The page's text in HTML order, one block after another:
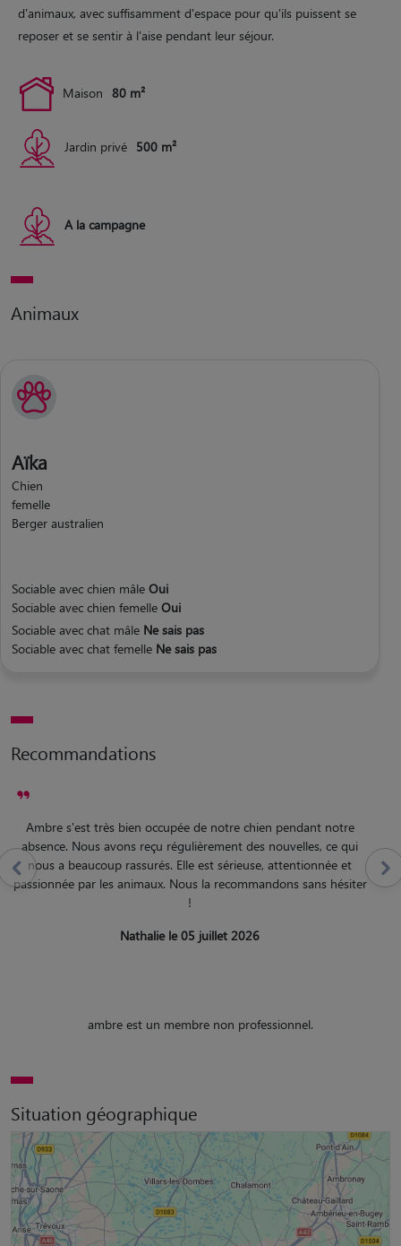
d'animaux, avec suffisamment d'espace pour qu'ils puissent se
reposer et se sentir à l'aise pendant leur séjour.
Maison 80 m²
Jardin privé 500 m²
A la campagne
Animaux
Aïka
Chien
femelle
Berger australien
Sociable avec chien mâle Oui
Sociable avec chien femelle Oui
Sociable avec chat mâle Ne sais pas
Sociable avec chat femelle Ne sais pas
Recommandations
Ambre s'est très bien occupée de notre chien pendant notre
absence. Nous avons reçu régulièrement des nouvelles, ce qui
nous a beaucoup rassurés. Elle est sérieuse, attentionnée et
passionnée par les animaux. Nous la recommandons sans hésiter
!
Nathalie le 05 juillet 2026
ambre est un membre non professionnel.
Situation géographique